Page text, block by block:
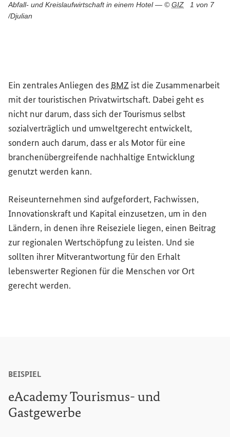
Abfall- und Kreislaufwirtschaft in einem Hotel — ©GIZ
/Djulian
1 von 7
Ein zentrales Anliegen des BMZ ist die Zusammenarbeit
mit der touristischen Privatwirtschaft. Dabei geht es
nicht nur darum, dass sich der Tourismus selbst
sozialverträglich und umweltgerecht entwickelt,
sondern auch darum, dass er als Motor für eine
branchenübergreifende nachhaltige Entwicklung
genutzt werden kann.
Reiseunternehmen sind aufgefordert, Fachwissen,
Innovationskraft und Kapital einzusetzen, um in den
Ländern, in denen ihre Reiseziele liegen, einen Beitrag
zur regionalen Wertschöpfung zu leisten. Und sie
sollten ihrer Mitverantwortung für den Erhalt
lebenswerter Regionen für die Menschen vor Ort
gerecht werden.
BEISPIEL
eAcademyTourismus- und
Gastgewerbe